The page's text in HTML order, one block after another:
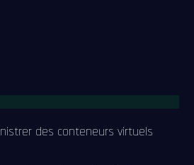
des conteneurs virtuels